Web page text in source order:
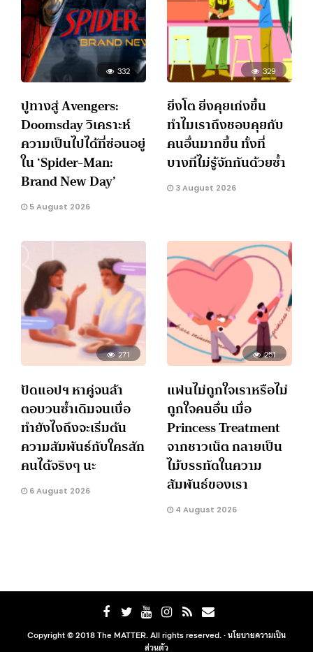
332
ปูทางสู่ Avengers:
Doomsday วิเคราะห์
ความเป็นไปได้ที่ซ่อนอยู่
ใน ‘Spider-Man:
Brand New Day’
5 August 2026
329
ยิ่งโต ยิ่งคุยเก่งขึ้น
ทำไมเราถึงชอบคุยกับ
คนอื่นมากขึ้น ทั้งที่
บางทีไม่รู้จักกันด้วยซ้ำ
3 August 2026
271
ปัดแอปฯ หาคู่จนล้า
ตอบวนซ้ำเดิมจนเบื่อ
ทำยังไงถึงจะเริ่มต้น
ความสัมพันธ์กับใครสัก
คนได้จริงๆ นะ
6 August 2026
251
แฟนไม่ถูกใจเราหรือไม่
ถูกใจคนอื่น เมื่อ
Princess Treatment
จากชาวเน็ต กลายเป็น
ไม้บรรทัดในความ
สัมพันธ์ของเรา
4 August 2026
Copyright © 2018 The MATTER. All rights reserved. ·นโยบายความเป็น
ส่วนตัว